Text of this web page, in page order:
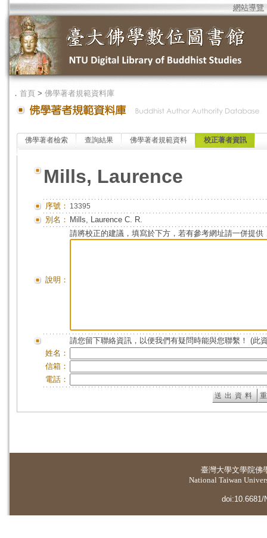
網站導覽
． 首頁 > 佛學著者規範資料庫
佛學著者檢索 查詢結果 佛學著者規範資料 校正著者資訊
Mills, Laurence
序號： 13395
別名： Mills, Laurence C. R.
說明：
請將校正的建議，填寫於下方，若有參考網址請一併提供
請您留下聯絡資訊，以便我們有疑問時能與您聯繫！ (此
姓名：
信箱：
電話：
臺灣大學文學院佛
National Taiwan
doi:10.6681/